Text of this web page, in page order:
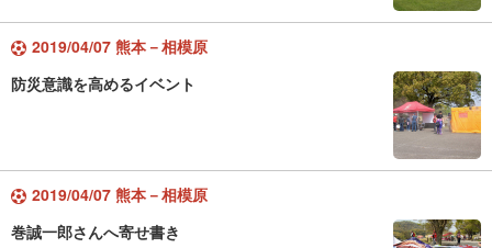
2019/04/07 熊本－相模原
防災意識を高めるイベント
2019/04/07 熊本－相模原
巻誠一郎さんへ寄せ書き